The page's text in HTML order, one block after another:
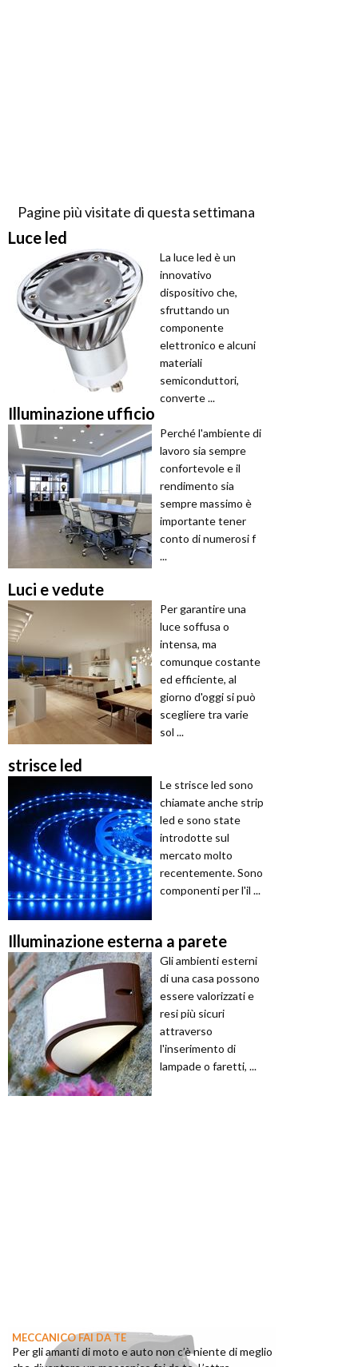
Pagine più visitate di questa settimana
Luce led
La luce led è un
innovativo
dispositivo che,
sfruttando un
componente
elettronico e alcuni
materiali
semiconduttori,
converte ...
Illuminazione ufficio
Perché l'ambiente di
lavoro sia sempre
confortevole e il
rendimento sia
sempre massimo è
importante tener
conto di numerosi f
...
Luci e vedute
Per garantire una
luce soffusa o
intensa, ma
comunque costante
ed efficiente, al
giorno d'oggi si può
scegliere tra varie
sol ...
strisce led
Le strisce led sono
chiamate anche strip
led e sono state
introdotte sul
mercato molto
recentemente. Sono
componenti per l'il ...
Illuminazione esterna a parete
Gli ambienti esterni
di una casa possono
essere valorizzati e
resi più sicuri
attraverso
l'inserimento di
lampade o faretti, ...
MECCANICO FAI DA TE
Per gli amanti di moto e auto non c’è niente di meglio